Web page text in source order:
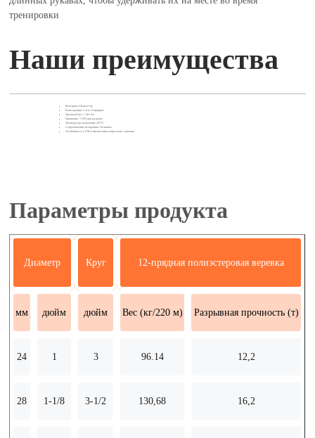
тренировки
Наши преимущества
Материал: Полиэстер
Конструкция: 3, 8 и 12-прядные
Удельный вес: 1.38 г/м²
Удлинение: 7-19% при разрыве
Температура плавления: 265℃
Сопротивление истиранию: Отличное
Устойчивость к УФ и химическим веществам: хорошая
Параметры продукта
Диаметр Круг 12-прядная полиэстеровая веревка
мм дюйм дюйм Вес (кг/220 м) Разрывная прочность (т)
24 1 3 96.14 12,2
28 1-1/8 3-1/2 130,68 16,2